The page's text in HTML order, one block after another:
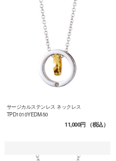
サージカルステンレス ネックレス
TPD1010YEDM-50
11,000円（税込）